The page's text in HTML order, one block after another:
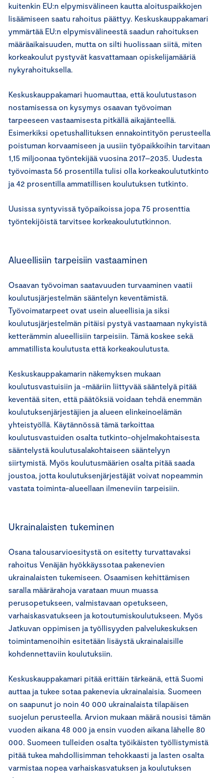
kuitenkin EU:n elpymisvälineen kautta aloituspaikkojen
lisäämiseen saatu rahoitus päättyy. Keskuskauppakamari
ymmärtää EU:n elpymisvälineestä saadun rahoituksen
määräaikaisuuden, mutta on silti huolissaan siitä, miten
korkeakoulut pystyvät kasvattamaan opiskelijamääriä
nykyrahoituksella.
Keskuskauppakamari huomauttaa, että koulutustason
nostamisessa on kysymys osaavan työvoiman
tarpeeseen vastaamisesta pitkällä aikajänteellä.
Esimerkiksi opetushallituksen ennakointityön perusteella
poistuman korvaamiseen ja uusiin työpaikkoihin tarvitaan
1,15 miljoonaa työntekijää vuosina 2017–2035. Uudesta
työvoimasta 56 prosentilla tulisi olla korkeakoulututkinto
ja 42 prosentilla ammatillisen koulutuksen tutkinto.
Uusissa syntyvissä työpaikoissa jopa 75 prosenttia
työntekijöistä tarvitsee korkeakoulututkinnon.
Alueellisiin tarpeisiin vastaaminen
Osaavan työvoiman saatavuuden turvaaminen vaatii
koulutusjärjestelmän sääntelyn keventämistä.
Työvoimatarpeet ovat usein alueellisia ja siksi
koulutusjärjestelmän pitäisi pystyä vastaamaan nykyistä
ketterämmin alueellisiin tarpeisiin. Tämä koskee sekä
ammatillista koulutusta että korkeakoulutusta.
Keskuskauppakamarin näkemyksen mukaan
koulutusvastuisiin ja -määriin liittyvää sääntelyä pitää
keventää siten, että päätöksiä voidaan tehdä enemmän
koulutuksenjärjestäjien ja alueen elinkeinoelämän
yhteistyöllä. Käytännössä tämä tarkoittaa
koulutusvastuiden osalta tutkinto-ohjelmakohtaisesta
sääntelystä koulutusalakohtaiseen sääntelyyn
siirtymistä. Myös koulutusmäärien osalta pitää saada
joustoa, jotta koulutuksenjärjestäjät voivat nopeammin
vastata toiminta-alueellaan ilmeneviin tarpeisiin.
Ukrainalaisten tukeminen
Osana talousarvioesitystä on esitetty turvattavaksi
rahoitus Venäjän hyökkäyssotaa pakenevien
ukrainalaisten tukemiseen. Osaamisen kehittämisen
saralla määrärahoja varataan muun muassa
perusopetukseen, valmistavaan opetukseen,
varhaiskasvatukseen ja kotoutumiskoulutukseen. Myös
Jatkuvan oppimisen ja työllisyyden palvelukeskuksen
toimintamenoihin esitetään lisäystä ukrainalaisille
kohdennettaviin koulutuksiin.
Keskuskauppakamari pitää erittäin tärkeänä, että Suomi
auttaa ja tukee sotaa pakenevia ukrainalaisia. Suomeen
on saapunut jo noin 40 000 ukrainalaista tilapäisen
suojelun perusteella. Arvion mukaan määrä nousisi tämän
vuoden aikana 48 000 ja ensin vuoden aikana lähelle 80
000. Suomeen tulleiden osalta työikäisten työllistymistä
pitää tukea mahdollisimman tehokkaasti ja lasten osalta
varmistaa nopea varhaiskasvatuksen ja koulutuksen